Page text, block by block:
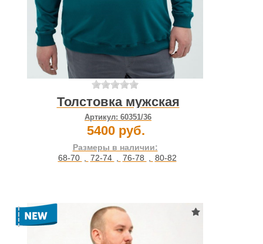
Толстовка мужская
Артикул: 60351/36
5400 руб.
Размеры в наличии:
68-70
72-74 76-78 80-82